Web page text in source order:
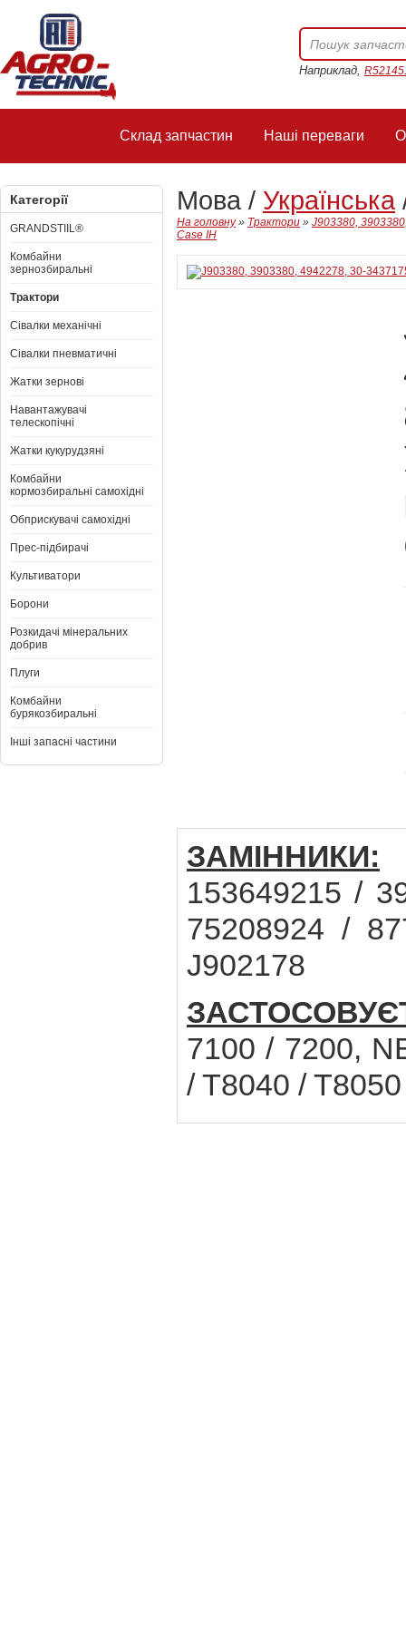
Наприклад,
Склад запчастин Наші переваги
Категорії
GRANDSTIIL®
Комбайни
зернозбиральні
Трактори
Сівалки механічні
Сівалки пневматичні
Жатки зернові
Навантажувачі
телескопічні
Жатки кукурудзяні
Комбайни
кормозбиральні самохідні
Обприскувачі самохідні
Прес-підбирачі
Культиватори
Борони
Розкидачі мінеральних
добрив
Плуги
Комбайни
бурякозбиральні
Інші запасні частини
Мова / Українська
На головну» Трактори » J903380,
Case IH
ЗАМІННИКИ:
153649215 /
75208924 /
J902178
7100 / 7200,
/ T8040 / T8050